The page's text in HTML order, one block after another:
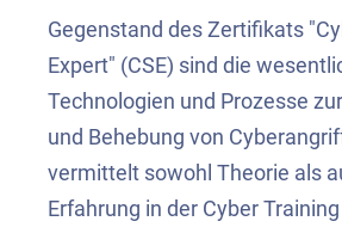
Gegenstand des Zertifikats
Expert" (CSE) sind die
Technologien und Prozesse
und Behebung von
vermittelt sowohl Theorie als
Erfahrung in der Cyber